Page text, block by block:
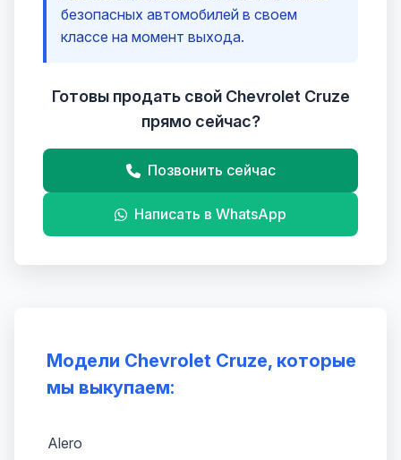
Модели Chevrolet Cruze, которые
мы выкупаем:
Alero
безопасных автомобилей в своем
классе на момент выхода.
Готовы продать свой Chevrolet Cruze
прямо сейчас?
Позвонить сейчас
Написать в WhatsApp